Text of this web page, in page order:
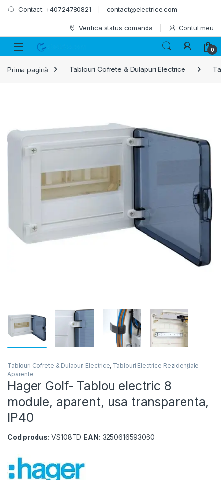
Skip to navigation
Skip to content
Contact: +40724780821 contact@electrice.com
Verifica status comanda Contul meu
0
Prima pagină Tablouri Cofrete & Dulapuri Electrice
Tablouri Cofrete & Dulapuri Electrice, Tablouri Electrice Rezidențiale
Aparente
Hager Golf- Tablou electric 8
module, aparent, usa transparenta,
IP40
Cod produs: VS108TD EAN: 3250616593060